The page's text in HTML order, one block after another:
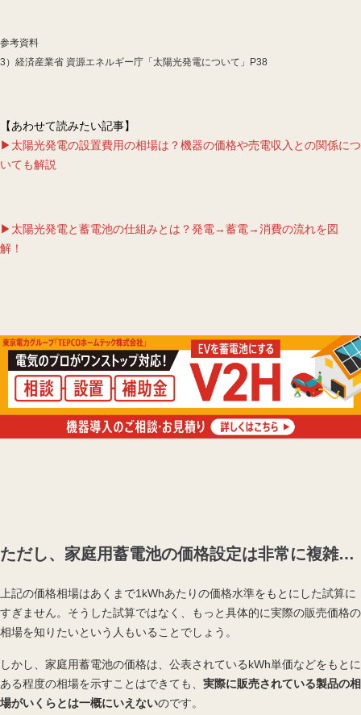
参考資料
3） 経済産業省 資源エネルギー庁「太陽光発電について」P38
【あわせて読みたい記事】
▶太陽光発電の設置費用の相場は？機器の価格や売電収入との関係につ
いても解説
▶太陽光発電と蓄電池の仕組みとは？発電→蓄電→消費の流れを図
解！
ただし、家庭用蓄電池の価格設定は非常に複雑…
上記の価格相場はあくまで1kWhあたりの価格水準をもとにした試算に
すぎません。そうした試算ではなく、もっと具体的に実際の販売価格の
相場を知りたいという人もいることでしょう。
しかし、家庭用蓄電池の価格は、公表されているkWh単価などをもとに
ある程度の相場を示すことはできても、 実際に販売されている製品の相
場がいくらとは一概にいえないのです。